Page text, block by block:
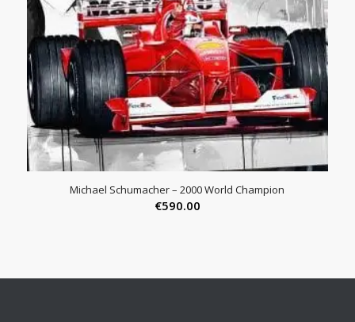
Michael Schumacher – 2000 World Champion
€590.00